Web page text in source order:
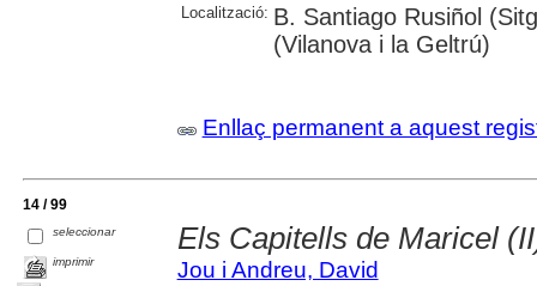
Localització: B. Santiago Rusiñol
(Vilanova i la Geltrú)
Enllaç permanent a aquest
14 / 99
seleccionar
imprimir
Els Capitells de Maricel
Jou i Andreu, David